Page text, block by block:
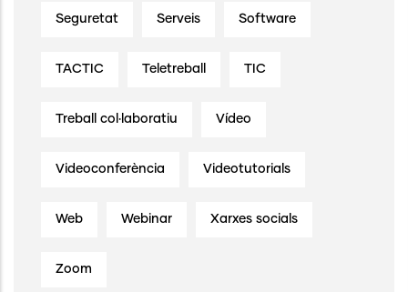
Seguretat Serveis Software
TACTIC Teletreball TIC
Treball col·laboratiu Vídeo
Videoconferència Videotutorials
Web Webinar Xarxes socials
Zoom